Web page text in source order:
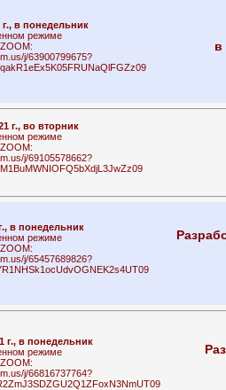
г., в понедельник
режиме
j/63900799675?
в
г., во вторник
режиме
j/69105578662?
в понедельник
режиме
j/65457689826?
г., в понедельник
режиме
j/66816737764?